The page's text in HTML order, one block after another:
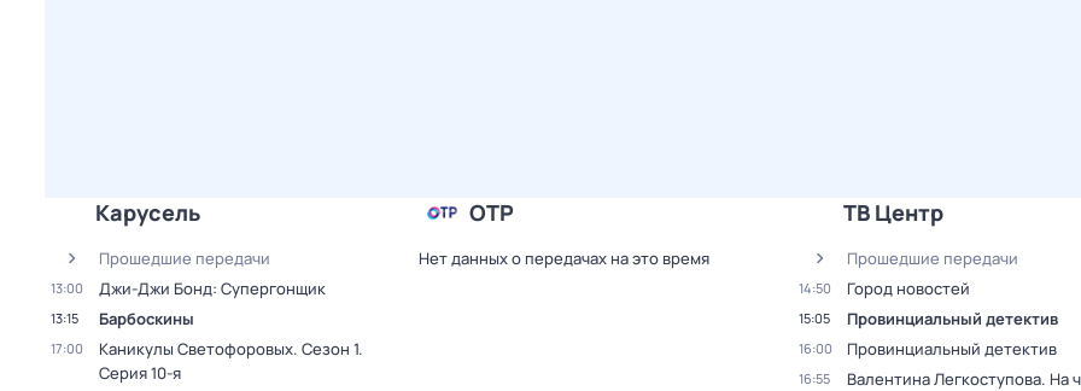
Карусель
Прошедшие передачи
13:00 Джи-Джи Бонд: Супергонщик
13:15 Барбоскины
17:00 Каникулы Светофоровых. Сезон 1.
Серия 10-я
ОТР
Нет данных о передачах на это время
ТВ Центр
Прошедшие передачи
14:50 Город новостей
15:05 Провинциальный детектив
16:00 Провинциальный детектив
16:55
Валентина Легкоступова. На